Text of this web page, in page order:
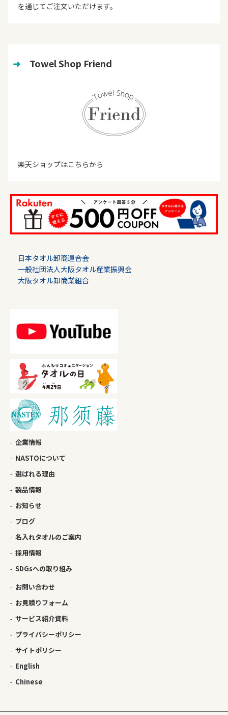
を通じてご注文いただけます。
➜ Towel Shop Friend
楽天ショップはこちらから
日本タオル卸商連合会
一般社団法人大阪タオル産業振興会
大阪タオル卸商業組合
企業情報
NASTOについて
選ばれる理由
製品情報
お知らせ
ブログ
名入れタオルのご案内
採用情報
SDGsへの取り組み
お問い合わせ
お見積りフォーム
サービス紹介資料
プライバシーポリシー
サイトポリシー
English
Chinese